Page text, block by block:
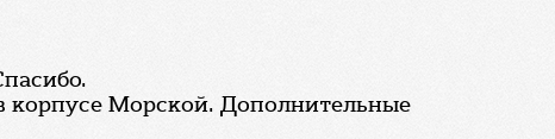
корпусе Морской. Дополнительные